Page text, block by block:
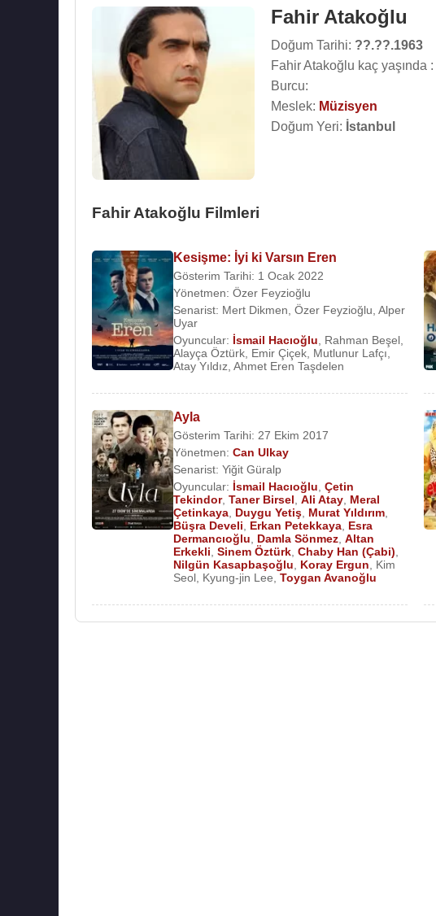
Fahir Atakoğlu
Doğum Tarihi: ??.??.1963
Fahir Atakoğlu kaç yaşında :
Burcu:
Meslek: Müzisyen
Doğum Yeri: İstanbul
Fahir Atakoğlu Filmleri
Kesişme: İyi ki Varsın Eren
Gösterim Tarihi: 1 Ocak 2022
Yönetmen: Özer Feyzioğlu
Senarist: Mert Dikmen Özer Feyzioğlu Alper
Uyar
Oyuncular: İsmail Hacıoğlu Rahman Beşel
Alayça Öztürk Emir Çiçek Mutlunur Lafçı
Atay Yıldız Ahmet Eren Taşdelen
Ayla
Gösterim Tarihi: 27 Ekim 2017
Yönetmen: Can Ulkay
Senarist: Yiğit Güralp
Oyuncular: İsmail Hacıoğlu Çetin
Tekindor, Taner Birsel Ali Atay Meral
Çetinkaya Duygu Yetiş Murat Yıldırım
Büşra Develi
Erkan Petekkaya Esra
Dermancıoğlu
Damla Sönmez Altan
Erkekli Sinem Öztürk Chaby Han (Çabi)
Nilgün Kasapbaşoğlu
Koray Ergun
Kim
Seol Kyung-jin Lee Toygan Avanoğlu